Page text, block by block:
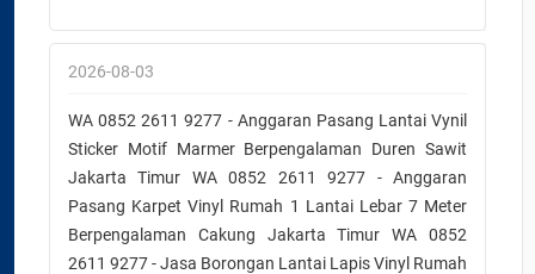
2026-08-03
WA 0852 2611 9277 - Anggaran Pasang Lantai Vynil
Sticker Motif Marmer Berpengalaman Duren Sawit
Jakarta Timur WA 0852 2611 9277 - Anggaran
Pasang Karpet Vinyl Rumah 1 Lantai Lebar 7 Meter
Berpengalaman Cakung Jakarta Timur WA 0852
2611 9277 - Jasa Borongan Lantai Lapis Vinyl Rumah